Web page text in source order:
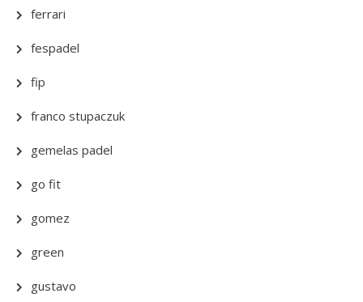
ferrari
fespadel
fip
franco stupaczuk
gemelas padel
go fit
gomez
green
gustavo